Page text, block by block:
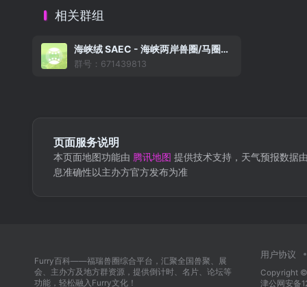
相关群组
海峡绒 SAEC - 海峡两岸兽圈/马圈活动信息收集组织（大陆版）
群号：671439813
页面服务说明
本页面地图功能由 腾讯地图 提供技术支持，天气预报数据
息准确性以主办方官方发布为准
Furry百科——福瑞兽圈综合平台，汇聚全国兽聚、展
会、主办方及地方群资源，提供倒计时、名片、论坛等
功能，轻松融入Furry文化！
用户协议
Copyright
津公网安备